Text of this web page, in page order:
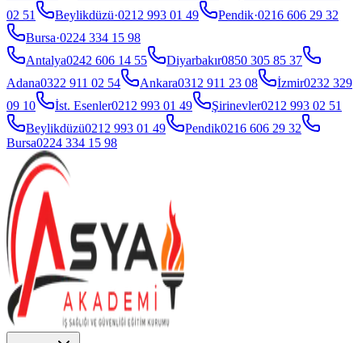
02 51
Beylikdüzü·0212 993 01 49 Pendik·0216 606 29 32
Bursa·0224 334 15 98
Antalya0242 606 14 55 Diyarbakır0850 305 85 37
Adana0322 911 02 54 Ankara0312 911 23 08 İzmir0232 329
09 10
İst. Esenler0212 993 01 49 Şirinevler0212 993 02 51
Beylikdüzü0212 993 01 49 Pendik0216 606 29 32
Bursa0224 334 15 98